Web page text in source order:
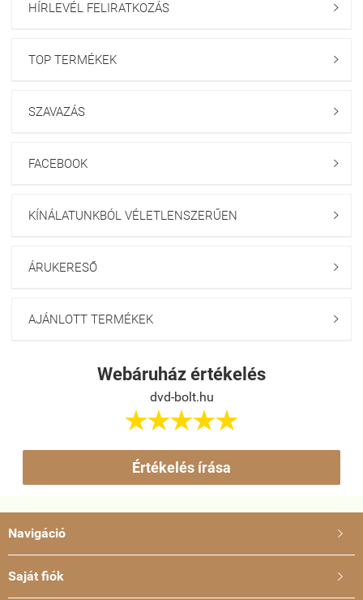
HÍRLEVÉL FELIRATKOZÁS 
TOP TERMÉKEK 
SZAVAZÁS 
FACEBOOK 
KÍNÁLATUNKBÓL VÉLETLENSZERŰEN 
ÁRUKERESŐ 
AJÁNLOTT TERMÉKEK 
Webáruház értékelés
dvd-bolt.hu

Értékelés írása
Navigáció 
Saját fiók 